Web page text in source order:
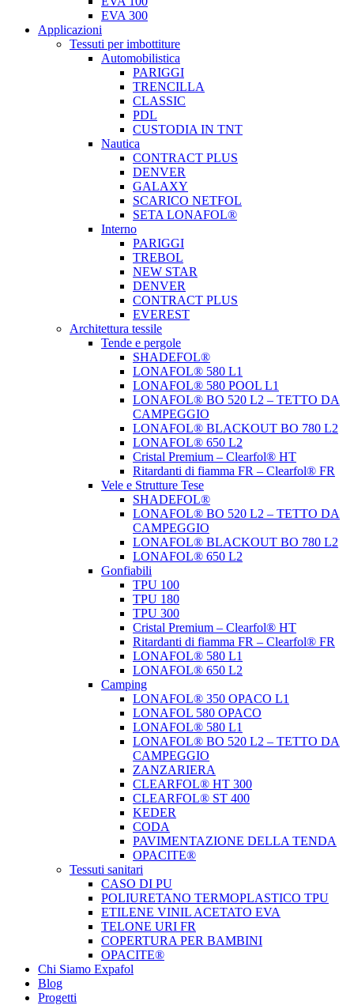
EVA 300
Applicazioni
Tessuti per imbottiture
Automobilistica
PARIGGI
TRENCILLA
CLASSIC
PDL
CUSTODIA IN TNT
Nautica
CONTRACT PLUS
DENVER
GALAXY
SCARICO NETFOL
SETA LONAFOL®
Interno
PARIGGI
TREBOL
NEW STAR
DENVER
CONTRACT PLUS
EVEREST
Architettura tessile
Tende e pergole
SHADEFOL®
LONAFOL® 580 L1
LONAFOL® 580 POOL L1
LONAFOL® BO 520 L2 – TETTO DA
CAMPEGGIO
LONAFOL® BLACKOUT BO 780 L2
LONAFOL® 650 L2
Cristal Premium – Clearfol® HT
Ritardanti di fiamma FR – Clearfol® FR
Vele e Strutture Tese
SHADEFOL®
LONAFOL® BO 520 L2 – TETTO DA
CAMPEGGIO
LONAFOL® BLACKOUT BO 780 L2
LONAFOL® 650 L2
Gonfiabili
TPU 100
TPU 180
TPU 300
Cristal Premium – Clearfol® HT
Ritardanti di fiamma FR – Clearfol® FR
LONAFOL® 580 L1
LONAFOL® 650 L2
Camping
LONAFOL® 350 OPACO L1
LONAFOL 580 OPACO
LONAFOL® 580 L1
LONAFOL® BO 520 L2 – TETTO DA
CAMPEGGIO
ZANZARIERA
CLEARFOL® HT 300
CLEARFOL® ST 400
KEDER
CODA
PAVIMENTAZIONE DELLA TENDA
OPACITE®
Tessuti sanitari
CASO DI PU
POLIURETANO TERMOPLASTICO TPU
ETILENE VINIL ACETATO EVA
TELONE URI FR
COPERTURA PER BAMBINI
OPACITE®
Chi Siamo Expafol
Blog
Progetti